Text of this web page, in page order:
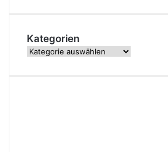
Kategorien
Kategorien